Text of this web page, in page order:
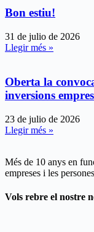
Bon estiu!
31 de julio de 2026
Llegir més »
Oberta la
inversions
23 de julio de 2026
Llegir més »
Més de 10 anys en
empreses i les
Vols rebre el nostre